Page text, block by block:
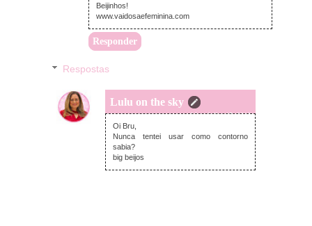
Beijinhos!
www.vaidosaefeminina.com
Responder
Respostas
Lulu on the sky
sexta-feira, julho 15, 2016
Oi Bru,
Nunca tentei usar como contorno
sabia?
big beijos